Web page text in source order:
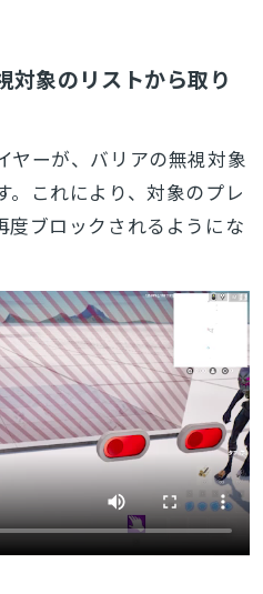
対象のリストから取り
ヤーが、バリアの無視対象
。これにより、対象のプレ
度ブロックされるようにな